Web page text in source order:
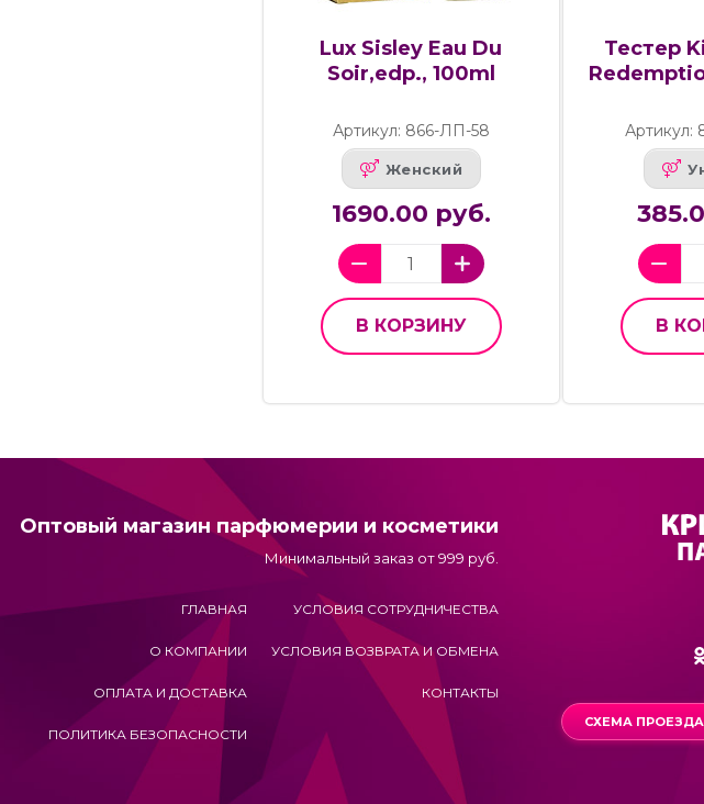
Lux Sisley Eau Du
Soir,edp., 100ml
Артикул: 866-ЛП-58
Женский
1690.00 руб.
В КОРЗИНУ
Тестер
Артикул:
В
Оптовый магазин парфюмерии и косметики
Минимальный заказ от 999 руб.
ГЛАВНАЯ
О КОМПАНИИ
ОПЛАТА И ДОСТАВКА
ПОЛИТИКА БЕЗОПАСНОСТИ
УСЛОВИЯ СОТРУДНИЧЕСТВА
УСЛОВИЯ ВОЗВРАТА И ОБМЕНА
КОНТАКТЫ
СХЕМА ПРОЕЗДА